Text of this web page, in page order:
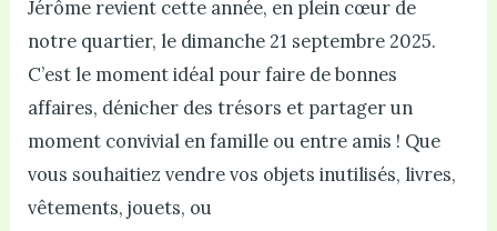
Jérôme revient cette année, en plein cœur de
notre quartier, le dimanche 21 septembre 2025.
C’est le moment idéal pour faire de bonnes
affaires, dénicher des trésors et partager un
moment convivial en famille ou entre amis ! Que
vous souhaitiez vendre vos objets inutilisés, livres,
vêtements, jouets, ou